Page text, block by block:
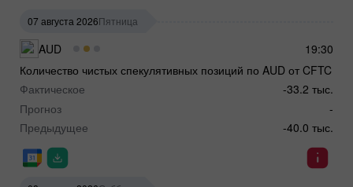
07 августа 2026Пятница
19:30
AUD
Количество чистых спекулятивных позиций по AUD от CFTC
Фактическое
-33.2 тыс.
Прогноз
-
Предыдущее
-40.0 тыс.